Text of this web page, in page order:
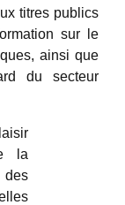
titres publics
sur le
ainsi que
du secteur
la